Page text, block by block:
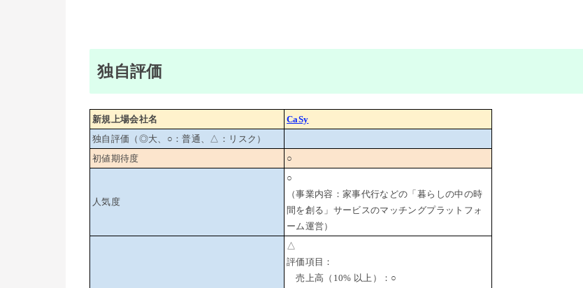
独自評価
新規上場会社名
CaSy
独自評価（◎大、○：普通、△：リスク）
初値期待度
○
人気度
○
（事業内容：家事代行などの「暮らしの中の時
間を創る」サービスのマッチングプラットフォ
ーム運営）
△
評価項目：
売上高（10% 以上）：○